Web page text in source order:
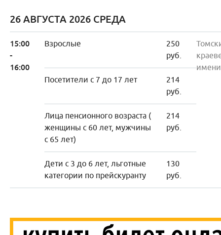
26 АВГУСТА 2026 СРЕДА
15:00
-
16:00
Взрослые
250
руб.
Посетители с 7 до 17 лет
214
руб.
Лица пенсионного возраста (
женщины с 60 лет, мужчины
с 65 лет)
214
руб.
Дети с 3 до 6 лет, льготные
категории по прейскуранту
130
руб.